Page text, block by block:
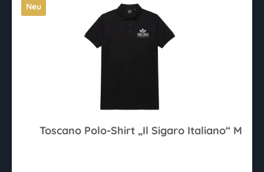
Neu
Toscano Polo-Shirt „Il Sigaro Italiano“ M